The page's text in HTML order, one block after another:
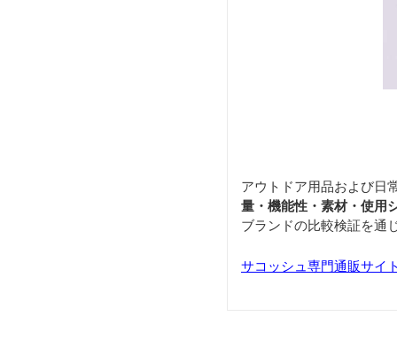
アウトドア用品および日
量・機能性・素材・使用
ブランドの比較検証を通
サコッシュ専門通販サイ